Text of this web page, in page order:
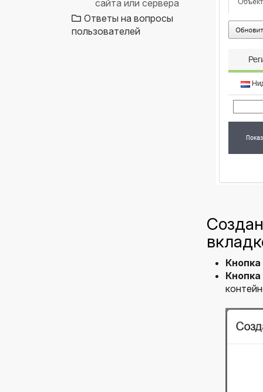
сайта или сервера
Ответы на вопросы
пользователей